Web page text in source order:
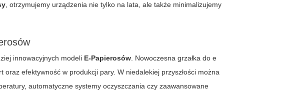
, otrzymujemy urządzenia nie tylko na lata, ale także minimalizujemy
innowacyjnych modeli E-Papierosów . Nowoczesnagrzałka do e
efektywność w produkcji pary. W niedalekiej przyszłości można
automatyczne systemy oczyszczania czy zaawansowane